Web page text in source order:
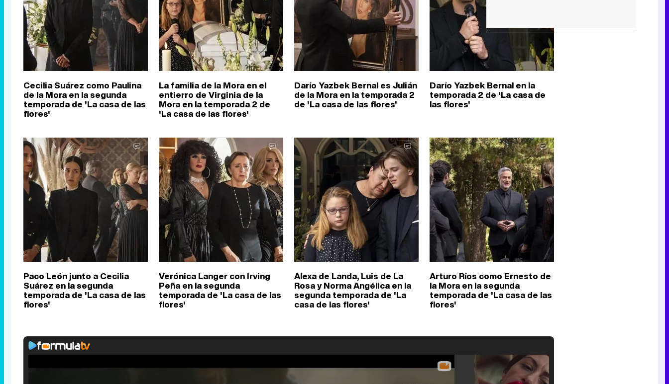
Cecilia Suárez como Paulina
de la Mora en la segunda
temporada de 'La casa de las
flores'
La familia de la Mora en el
entierro de Virginia de la
Mora en la temporada 2 de
'La casa de las flores'
Darío Yazbek Bernal es Julián
de la Mora en la temporada 2
de 'La casa de las flores'
Darío Yazbek Bernal en la
temporada 2 de 'La casa de
las flores'
Paco León junto a Cecilia
Suárez en la segunda
temporada de 'La casa de las
flores'
Verónica Langer con Irving
Peña en la segunda
temporada de 'La casa de las
flores'
Alexa de Landa, Luis de La
Rosa y Norma Angélica en la
segunda temporada de 'La
casa de las flores'
Arturo Ríos como Ernesto de
la Mora en la segunda
temporada de 'La casa de las
flores'